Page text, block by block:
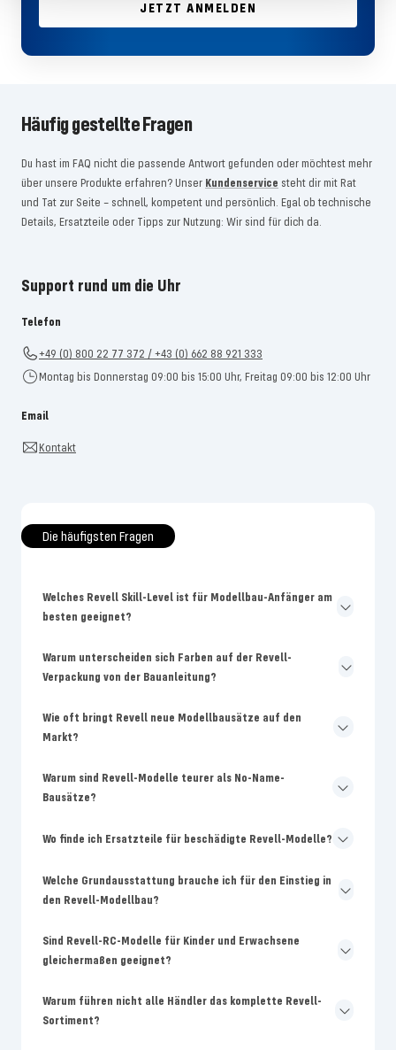
JETZT ANMELDEN
Häufig gestellte Fragen
Du hast im FAQ nicht die passende Antwort gefunden oder möchtest mehr
über unsere Produkte erfahren? Unser Kundenservice steht dir mit Rat
und Tat zur Seite – schnell, kompetent und persönlich. Egal ob technische
Details, Ersatzteile oder Tipps zur Nutzung: Wir sind für dich da.
Support rund um die Uhr
Telefon
+49 (0) 800 22 77 372 / +43 (0) 662 88 921 333
Montag bis Donnerstag 09:00 bis 15:00 Uhr, Freitag 09:00 bis 12:00 Uhr
Email
Kontakt
Die häufigsten Fragen
Welches Revell Skill-Level ist für Modellbau-Anfänger am
besten geeignet?
Warum unterscheiden sich Farben auf der Revell-
Verpackung von der Bauanleitung?
Wie oft bringt Revell neue Modellbausätze auf den
Markt?
Warum sind Revell-Modelle teurer als No-Name-
Bausätze?
Wo finde ich Ersatzteile für beschädigte Revell-Modelle?
Welche Grundausstattung brauche ich für den Einstieg in
den Revell-Modellbau?
Sind Revell-RC-Modelle für Kinder und Erwachsene
gleichermaßen geeignet?
Warum führen nicht alle Händler das komplette Revell-
Sortiment?